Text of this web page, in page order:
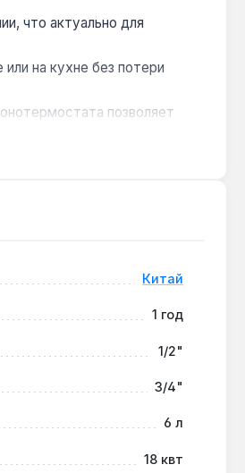
что актуально для
на кухне без потери
позволяет
— Китай.
Китай
1 год
1/2"
3/4"
6 л
18 квт